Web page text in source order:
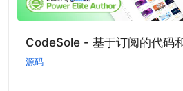
CodeSole - 基于订阅的代码
源码